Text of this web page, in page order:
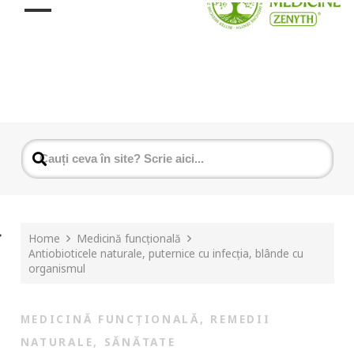
Home
Medicină funcțională
Antiobioticele naturale, puternice cu infecția, blânde cu
organismul
MEDICINĂ FUNCȚIONALĂ , REMEDII
NATURALE, SĂNĂTATE